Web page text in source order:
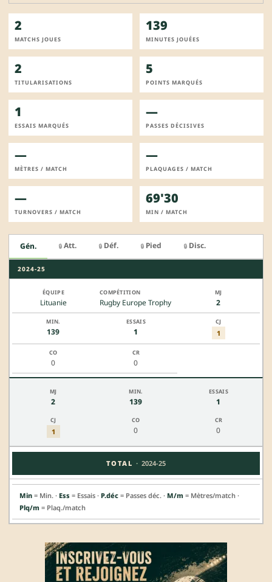
2
MATCHS JOUES
139
MINUTES JOUÉES
2
TITULARISATIONS
5
POINTS MARQUÉS
1
ESSAIS MARQUÉS
—
PASSES DÉCISIVES
—
MÈTRES / MATCH
—
PLAQUAGES / MATCH
—
TURNOVERS / MATCH
69'30
MIN / MATCH
Gén. 🔒 Att. 🔒 Déf. 🔒 Pied 🔒 Disc.
2024-25
Lituanie Rugby Europe Trophy 2
139 1 1
0 0
2 139 1
1 0 0
TOTAL · 2024-25
Min = Min. · Ess = Essais · P.déc = Passes déc. · M/m = Mètres/match ·
Plq/m = Plaq./match